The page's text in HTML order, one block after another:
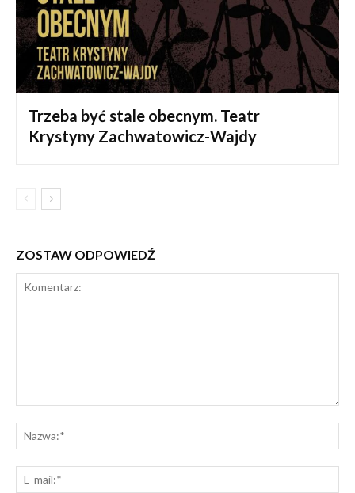
Trzeba być stale obecnym. Teatr
Krystyny Zachwatowicz-Wajdy
ZOSTAW ODPOWIEDŹ